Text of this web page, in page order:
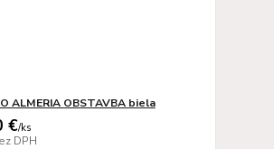
ALMERIA OBSTAVBA biela
€/ks
DPH